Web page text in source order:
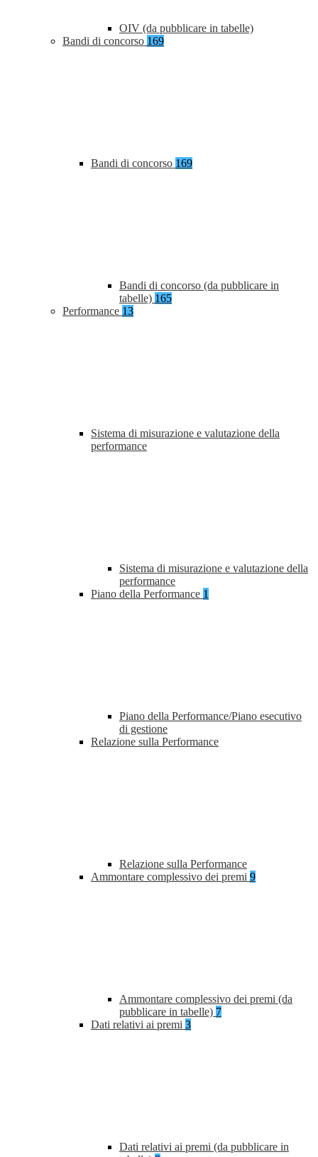
OIV (da pubblicare in tabelle)
Bandi di concorso 169
Bandi di concorso 169
Bandi di concorso (da pubblicare in
tabelle) 165
Performance 13
Sistema di misurazione e valutazione della
performance
Sistema di misurazione e valutazione della
performance
Piano della Performance 1
Piano della Performance/Piano esecutivo
di gestione
Relazione sulla Performance
Relazione sulla Performance
Ammontare complessivo dei premi 9
Ammontare complessivo dei premi (da
pubblicare in tabelle) 7
Dati relativi ai premi 3
Dati relativi ai premi (da pubblicare in